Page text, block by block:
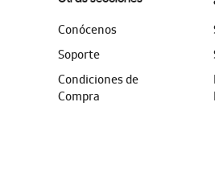
Conócenos
Soporte
Condiciones de
Compra